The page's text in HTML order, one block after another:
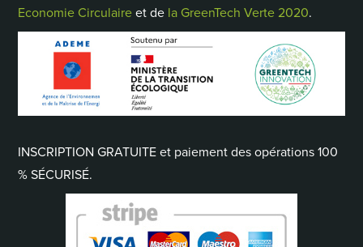
Economie Circulaireet de la GreenTech Verte 2020.
INSCRIPTION GRATUITE et paiement des opérations 100
% SÉCURISÉ.